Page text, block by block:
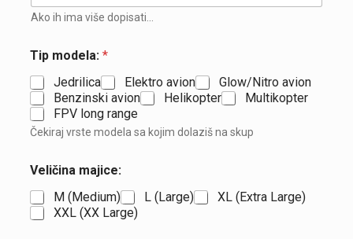
Ako ih ima više dopisati...
Tip modela: *
Jedrilica
Elektro avion
Glow/Nitro avion
Benzinski avion
Helikopter
Multikopter
FPV long range
Čekiraj vrste modela sa kojim dolaziš na skup
Veličina majice:
M (Medium)
L (Large)
XL (Extra Large)
XXL (XX Large)